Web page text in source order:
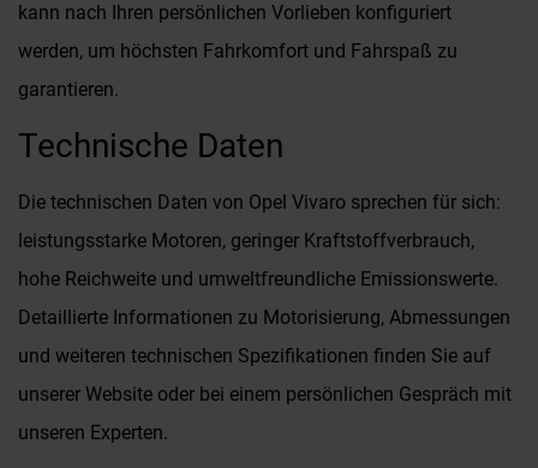
kann nach Ihren persönlichen Vorlieben konfiguriert
werden, um höchsten Fahrkomfort und Fahrspaß zu
garantieren.
Technische Daten
Die technischen Daten von Opel Vivaro sprechen für sich:
leistungsstarke Motoren, geringer Kraftstoffverbrauch,
hohe Reichweite und umweltfreundliche Emissionswerte.
Detaillierte Informationen zu Motorisierung, Abmessungen
und weiteren technischen Spezifikationen finden Sie auf
unserer Website oder bei einem persönlichen Gespräch mit
unseren Experten.